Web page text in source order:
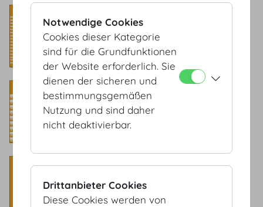
​Kapazität: 200 Pax
Klassenzimmer
​Kapazität: 105 Pax
Bankett
​Kapazität: 120 Pax
Notwendige Cookies
Cookies dieser Kategorie
sind für die Grundfunktionen
der Website erforderlich. Sie
dienen der sicheren und
bestimmungsgemäßen
Nutzung und sind daher
nicht deaktivierbar.
Drittanbieter Cookies
Diese Cookies werden von